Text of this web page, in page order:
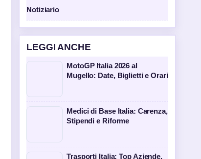
Notiziario
LEGGI ANCHE
MotoGP Italia 2026 al
Mugello: Date, Biglietti e Orari
Medici di Base Italia: Carenza,
Stipendi e Riforme
Trasporti Italia: Top Aziende,